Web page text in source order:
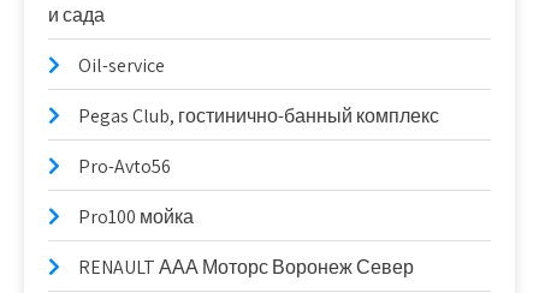
и сада
Oil-service
Pegas Club, гостинично-банный комплекс
Pro-Avto56
Pro100 мойка
RENAULT ААА Моторс Воронеж Север